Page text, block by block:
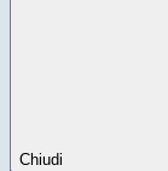
Chiudi